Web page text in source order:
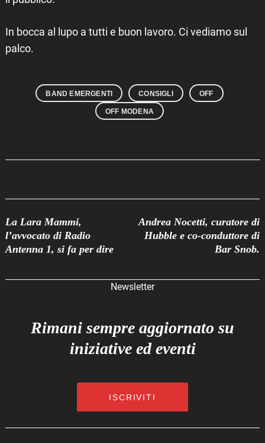
In bocca al lupo a tutti e buon lavoro. Ci vediamo sul
palco.
BAND EMERGENTI CONSIGLI OFF
OFF MODENA
Post
Navigation
La Lara Mammi,
l’avvocato di Radio
Antenna 1, si fa per dire
Andrea Nocetti, curatore di
Hubble e co-conduttore di
Bar Snob.
Newsletter
Rimani sempre aggiornato su
iniziative ed eventi
ISCRIVITI